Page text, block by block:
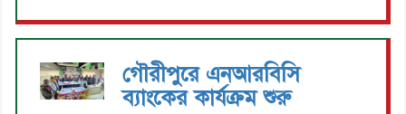
গৌরীপুরে এনআরবিসি
ব্যাংকের কার্যক্রম শুরু